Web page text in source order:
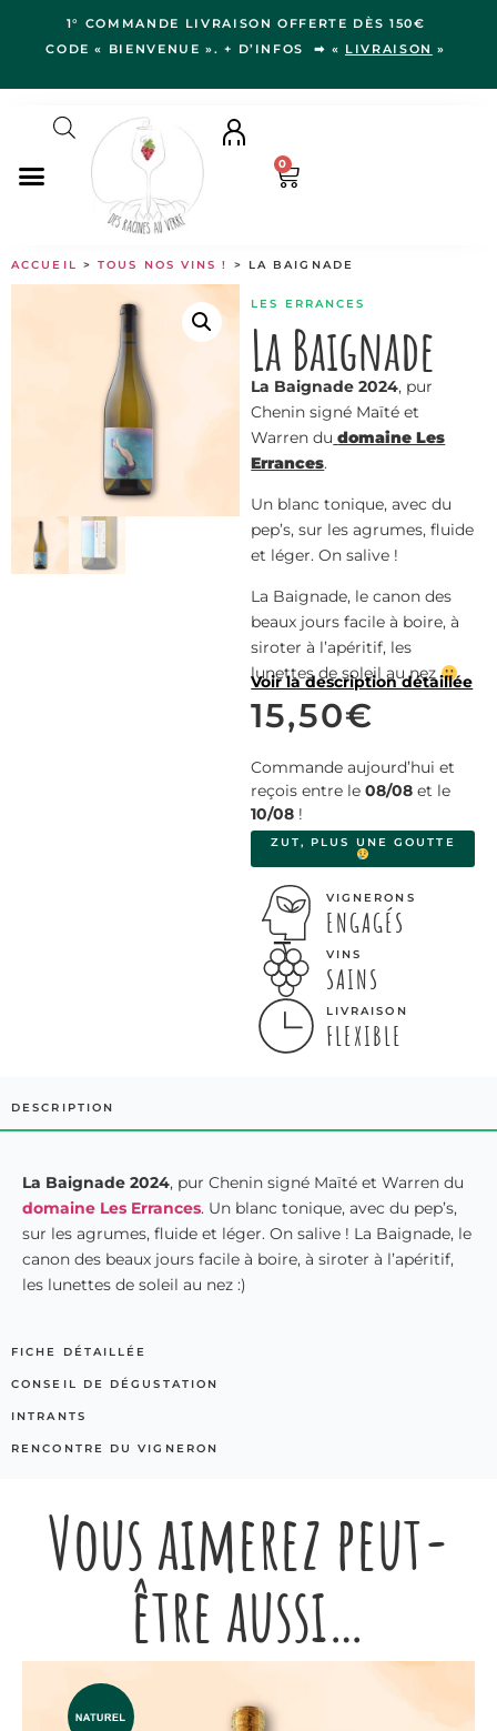
1° COMMANDE LIVRAISON OFFERTE DÈS 150€
CODE « BIENVENUE ». + D’INFOS ➡ « LIVRAISON »
RÉGIONS
LE VERGER
IDÉES CADEAUX
NOS VIGNERON.NE.S
0
ACCUEIL >TOUS NOS VINS ! > LA BAIGNADE
LES ERRANCES
La Baignade
La Baignade 2024, pur
Chenin signé Maïté et
Warren du domaine Les
Errances.
Un blanc tonique, avec du
pep’s, sur les agrumes, fluide
et léger. On salive !
La Baignade, le canon des
beaux jours facile à boire, à
siroter à l’apéritif, les
lunettes de soleil au nez
Voir la description détaillée
15,50€
Commande aujourd’hui et
reçois entre le08/08 et le
10/08 !
ZUT, PLUS UNE GOUTTE
VIGNERONS
ENGAGÉS
VINS
SAINS
LIVRAISON
FLEXIBLE
DESCRIPTION
La Baignade 2024, pur Chenin signé Maïté et Warren du
domaine Les Errances. Un blanc tonique, avec du pep’s,
sur les agrumes, fluide et léger. On salive ! La Baignade, le
canon des beaux jours facile à boire, à siroter à l’apéritif,
les lunettes de soleil au nez :)
FICHE DÉTAILLÉE
CONSEIL DE DÉGUSTATION
INTRANTS
RENCONTRE DU VIGNERON
Vous aimerez peut-
être aussi…